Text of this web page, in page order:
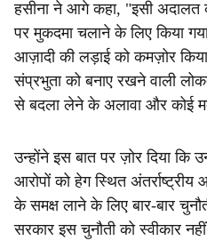
हसीना ने आगे कहा, "इसी अदालत
पर मुकदमा चलाने के लिए किया
आज़ादी की लड़ाई को कमज़ोर
संप्रभुता को बनाए रखने वाली
से बदला लेने के अलावा और कोई
उन्होंने इस बात पर ज़ोर दिया कि
आरोपों को हेग स्थित
के समक्ष लाने के लिए बार-बार
सरकार इस चुनौती को स्वीकार